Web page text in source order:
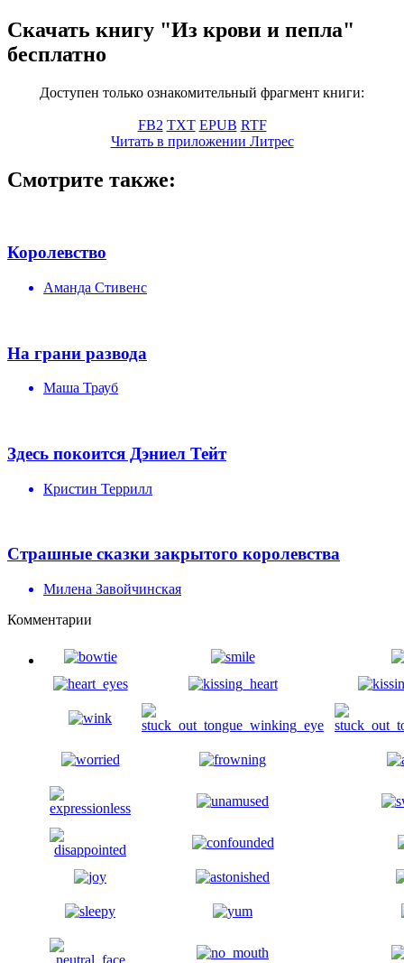
Скачать книгу "Из крови и пепла"
бесплатно
Доступен только ознакомительный фрагмент книги:
FB2 TXT EPUB RTF
Читать в приложении Литрес
Смотрите также:
Королевство
Аманда Стивенс
На грани развода
Маша Трауб
Здесь покоится Дэниел Тейт
Кристин Террилл
Страшные сказки закрытого королевства
Милена Завойчинская
Комментарии